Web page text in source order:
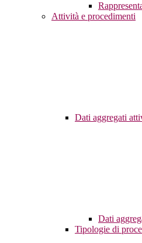
Attività e procedimenti
Dati aggregati
Dati
Tipologie di